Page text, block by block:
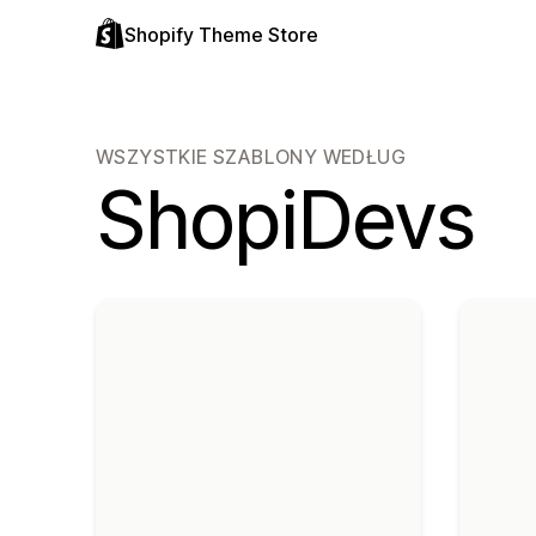
Shopify Theme Store
WSZYSTKIE SZABLONY WEDŁUG
ShopiDevs